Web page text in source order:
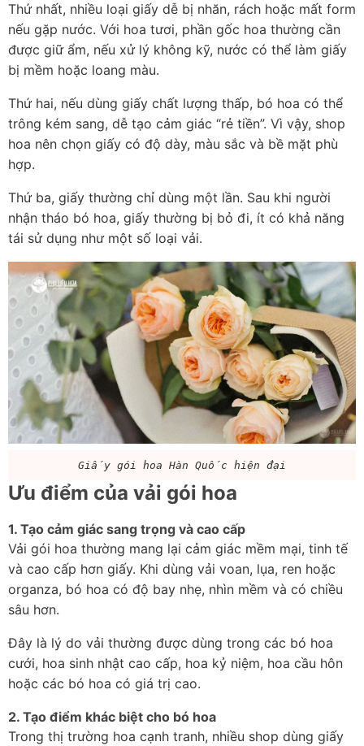
Thứ nhất, nhiều loại giấy dễ bị nhăn, rách hoặc mất form
nếu gặp nước. Với hoa tươi, phần gốc hoa thường cần
được giữ ẩm, nếu xử lý không kỹ, nước có thể làm giấy
bị mềm hoặc loang màu.
Thứ hai, nếu dùng giấy chất lượng thấp, bó hoa có thể
trông kém sang, dễ tạo cảm giác “rẻ tiền”. Vì vậy, shop
hoa nên chọn giấy có độ dày, màu sắc và bề mặt phù
hợp.
Thứ ba, giấy thường chỉ dùng một lần. Sau khi người
nhận tháo bó hoa, giấy thường bị bỏ đi, ít có khả năng
tái sử dụng như một số loại vải.
Giấy gói hoa Hàn Quốc hiện đại
Ưu điểm của vải gói hoa
1. Tạo cảm giác sang trọng và cao cấp
Vải gói hoa thường mang lại cảm giác mềm mại, tinh tế
và cao cấp hơn giấy. Khi dùng vải voan, lụa, ren hoặc
organza, bó hoa có độ bay nhẹ, nhìn mềm và có chiều
sâu hơn.
Đây là lý do vải thường được dùng trong các bó hoa
cưới, hoa sinh nhật cao cấp, hoa kỷ niệm, hoa cầu hôn
hoặc các bó hoa có giá trị cao.
2. Tạo điểm khác biệt cho bó hoa
Trong thị trường hoa cạnh tranh, nhiều shop dùng giấy